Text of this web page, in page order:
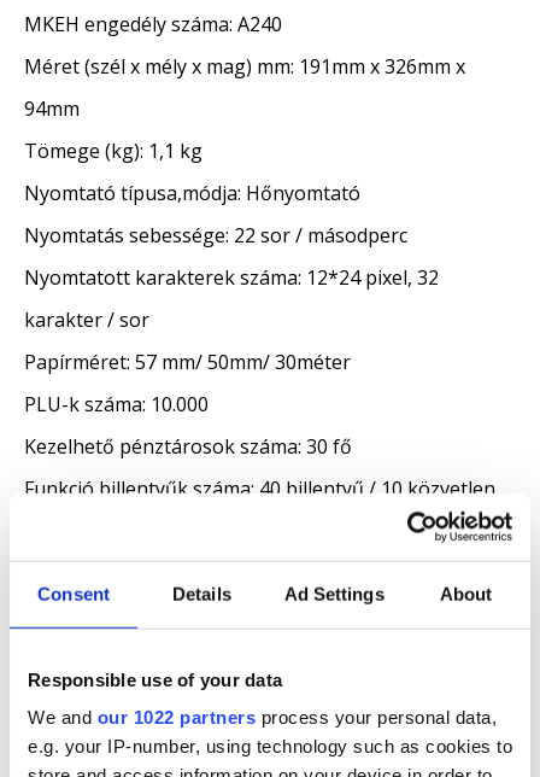
Consent Details Ad Settings About
Responsible use of your data
We and our 1022 partners process your personal data,
e.g. your IP-number, using technology such as cookies to
MKEH engedély száma: A240
Méret (szél x mély x mag) mm: 191mm x 326mm x
94mm
Tömege (kg): 1,1 kg
Nyomtató típusa,módja: Hőnyomtató
Nyomtatás sebessége: 22 sor / másodperc
Nyomtatott karakterek száma: 12*24 pixel, 32
karakter / sor
Papírméret: 57 mm/ 50mm/ 30méter
PLU-k száma: 10.000
Kezelhető pénztárosok száma: 30 fő
Funkció billentyűk száma: 40 billentyű / 10 közvetlen
RJ12, Tápfesz 9V csatlakozó. Rátehető: Vonalkód
olvasó, fizető terminál, Mérleg, PC , kassza 12V